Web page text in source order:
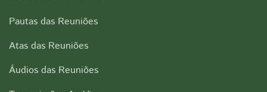
Pautas das Reuniões
Atas das Reuniões
Áudios das Reuniões